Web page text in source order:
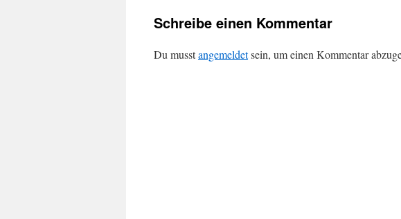
Schreibe einen Kommentar
Du musstangemeldetsein, um einen Kommentar